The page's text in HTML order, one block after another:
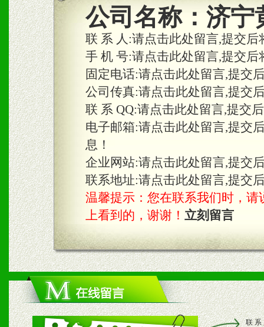
公司名称： 济宁
联 系 人:请点击此处留言,提交
手 机 号:请点击此处留言,提交
固定电话:请点击此处留言,提交
公司传真:请点击此处留言,提交
联 系 QQ:请点击此处留言,提交
电子邮箱:请点击此处留言,提交
息！
企业网站:请点击此处留言,提交
联系地址:请点击此处留言,提交
温馨提示：您在联系我们时，请
上看到的，谢谢！ 立刻留言
联 系